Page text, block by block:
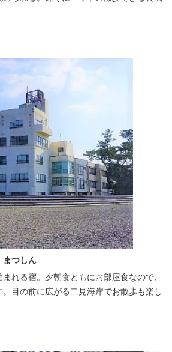
つしん
れる宿。夕朝食ともにお部屋食なので、
目の前に広がる二見海岸でお散歩も楽し